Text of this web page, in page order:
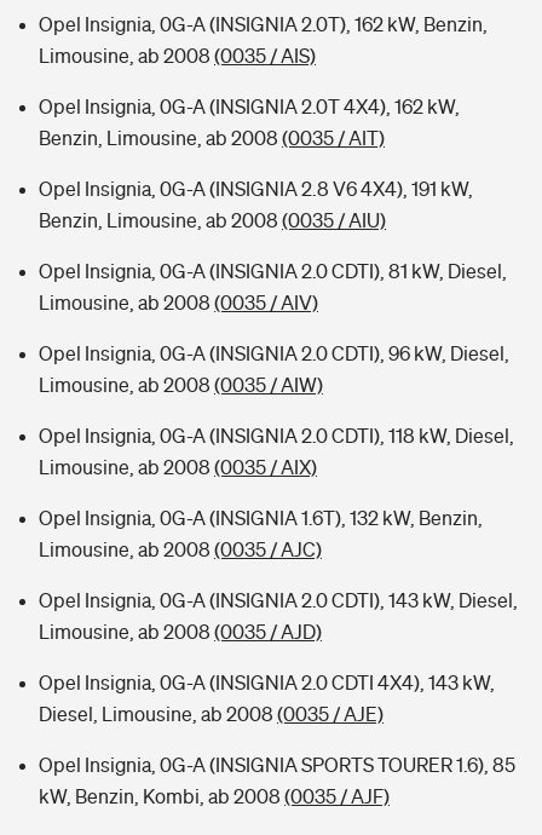
Kinderunfall-Check: Mehr Sicherheit für deine Kids
Typklassen: So ist Ihr Auto eingestuft
Sie haben Fragen?
Opel Insignia, 0G-A (INSIGNIA 2.0T), 162 kW, Benzin,
Limousine, ab 2008 (0035 / AIS)
Opel Insignia, 0G-A (INSIGNIA 2.0T 4X4), 162 kW,
Benzin, Limousine, ab 2008 (0035 / AIT)
Opel Insignia, 0G-A (INSIGNIA 2.8 V6 4X4), 191 kW,
Benzin, Limousine, ab 2008 (0035 / AIU)
Opel Insignia, 0G-A (INSIGNIA 2.0 CDTI), 81 kW, Diesel,
Limousine, ab 2008 (0035 / AIV)
Opel Insignia, 0G-A (INSIGNIA 2.0 CDTI), 96 kW, Diesel,
Limousine, ab 2008 (0035 / AIW)
Opel Insignia, 0G-A (INSIGNIA 2.0 CDTI), 118 kW, Diesel,
Limousine, ab 2008 (0035 / AIX)
Opel Insignia, 0G-A (INSIGNIA 1.6T), 132 kW, Benzin,
Limousine, ab 2008 (0035 / AJC)
Opel Insignia, 0G-A (INSIGNIA 2.0 CDTI), 143 kW, Diesel,
Limousine, ab 2008 (0035 / AJD)
Opel Insignia, 0G-A (INSIGNIA 2.0 CDTI 4X4), 143 kW,
Diesel, Limousine, ab 2008 (0035 / AJE)
Opel Insignia, 0G-A (INSIGNIA SPORTS TOURER 1.6), 85
kW, Benzin, Kombi, ab 2008 (0035 / AJF)